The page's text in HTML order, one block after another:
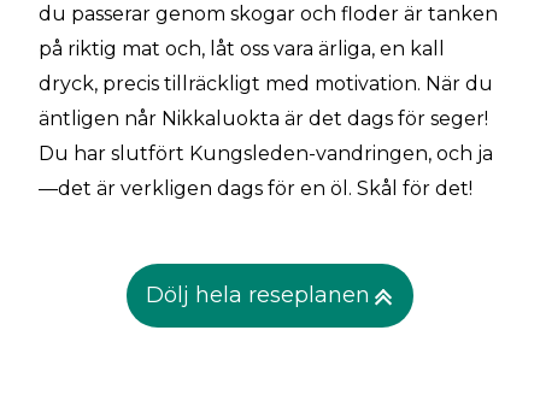
du passerar genom skogar och floder är tanken
på riktig mat och, låt oss vara ärliga, en kall
dryck, precis tillräckligt med motivation. När du
äntligen når Nikkaluokta är det dags för seger!
Du har slutfört Kungsleden-vandringen, och ja
—det är verkligen dags för en öl. Skål för det!
Dölj hela reseplanen